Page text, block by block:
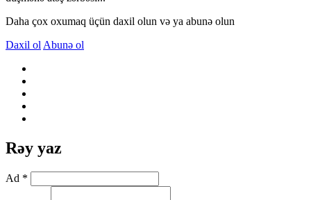
Daha çox oxumaq üçün daxil olun və ya abunə olun
Daxil ol Abunə ol
Rəy yaz
Ad *